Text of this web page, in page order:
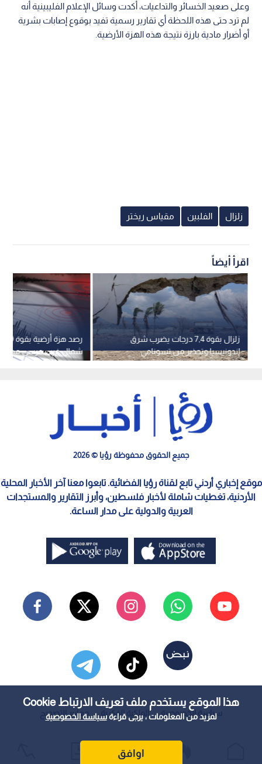
هذا الموقع يستخدم ملف تعريف الارتباط Cookie
لمزيد من المعلومات ، يرجى قراءةسياسة الخصوصية
اوافق
وعلى صعيد الخسائر والتداعيات، أكدت وسائل الإعلام الفليبينية أنه
لم ترد حتى هذه اللحظة أي تقارير رسمية تفيد بوقوع إصابات بشرية
أو أضرار مادية بارزة نتيجة هذه الهزة الأرضية.
زلزال الفلبين مقياس ريختر
اقرأ أيضاً
شمال غرب مرسى
زلزال بقوة 7,4 درجات يضرب شرق
إندونيسيا وتحذير من تسونامي
جميع الحقوق محفوظة رؤيا © 2026
موقع إخباري أردني تابع لقناة رؤيا الفضائية. تابعوا معنا آخر الأخبار المحلية
الأردنية، تغطيات شاملة لأخبار فلسطين، وأبرز التقارير والمستجدات
العربية والدولية على مدار الساعة.
سياسة الخصوصية الملكية الفكرية معايير التصحيح